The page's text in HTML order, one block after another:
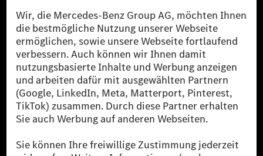
reduzierte CO₂-Emissionen bei der Mercedes-Benz Group durch
zertifizierte Ausgleichsprojekte kompensiert werden.
[2] Renewable Charging ist ein integraler Bestandteil von MB.CHARGE
Public in Europa, den USA, Kanada und China. Sofern an der jeweiligen
Ladestation noch kein Strom aus erneuerbaren Energien vorliegt,
verwendet Renewable Charging Grünstromzertifikate*. Diese stellen
sicher, dass für Ladevorgänge über MB.CHARGE Public eine äquivalente
Strommenge aus erneuerbaren Energien ins Stromnetz eingespeist wird.
Sie stammen ausschließlich aus Wind- und Solarkraftanlagen, die jünger
als sechs Jahre sind.
* Inkl. EKOenergy Ökolabel
* Die angegebenen Werte wurden nach dem vorgeschriebenen
Messverfahren WLTP (Worldwide harmonised Light vehicles Test